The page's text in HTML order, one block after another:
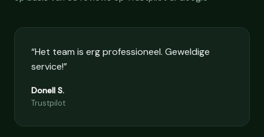
“Het team is erg professioneel. Geweldige
service!”
Donell S.
Trustpilot